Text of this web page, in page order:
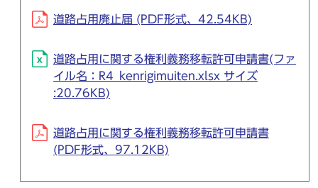
道路占用廃止届 (PDF形式、42.54KB)
道路占用に関する権利義務移転許可申請書(ファ
イル名：R4_kenrigimuiten.xlsx サイズ
:20.76KB)
道路占用に関する権利義務移転許可申請書
(PDF形式、97.12KB)